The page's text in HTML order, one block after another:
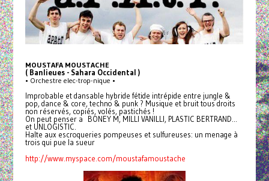
MOUSTAFA MOUSTACHE
( Banlieues - Sahara Occidental )
• Orchestre elec-trop-nique •
Improbable et dansable hybride fétide intrépide entre jungle &
pop, dance & core, techno & punk ? Musique et bruit tous droits
non réservés, copiés, volés, pastichés !
On peut penser a BONEY M, MILLI VANILLI, PLASTIC BERTRAND...
et UNLOGISTIC.
Halte aux escroqueries pompeuses et sulfureuses: un menage à
trois qui pue la sueur
http://www.myspace.com/moustafamoustache